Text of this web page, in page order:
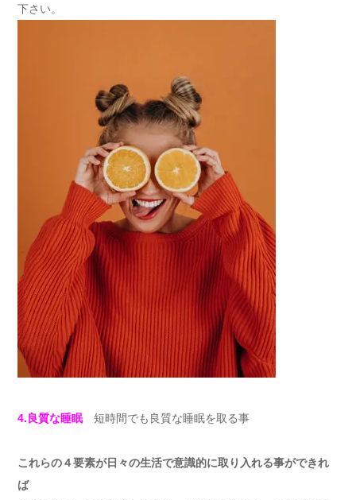
下さい。
4.良質な睡眠 短時間でも良質な睡眠を取る事
これらの４要素が日々の生活で意識的に取り入れる事ができれ
ば